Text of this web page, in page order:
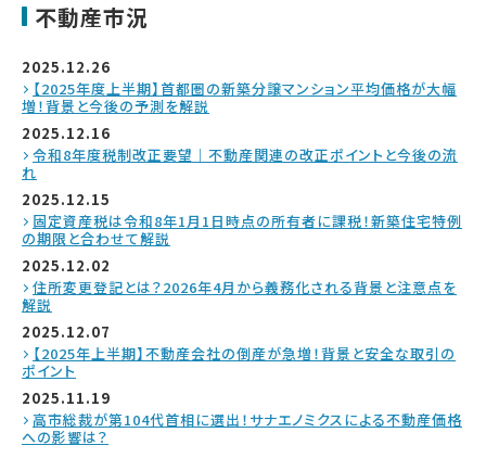
不動産市況
2025.12.26
【2025年度上半期】首都圏の新築分譲マンション平均価格が大幅
増！背景と今後の予測を解説
2025.12.16
令和8年度税制改正要望｜不動産関連の改正ポイントと今後の流
れ
2025.12.15
固定資産税は令和8年1月1日時点の所有者に課税！新築住宅特例
の期限と合わせて解説
2025.12.02
住所変更登記とは？2026年4月から義務化される背景と注意点を
解説
2025.12.07
【2025年上半期】不動産会社の倒産が急増！背景と安全な取引の
ポイント
2025.11.19
高市総裁が第104代首相に選出！サナエノミクスによる不動産価格
への影響は？